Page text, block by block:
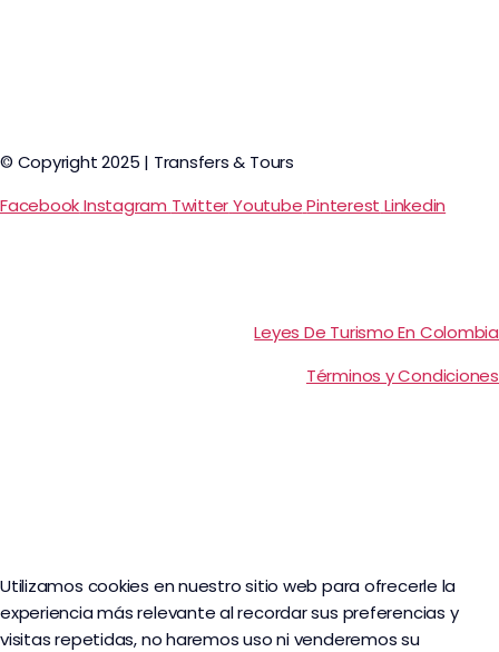
© Copyright 2025 | Transfers & Tours
FacebookInstagram TwitterYoutubePinterest Linkedin
Leyes De Turismo En Colombia
Términos y Condiciones
Utilizamos cookies en nuestro sitio web para ofrecerle la
experiencia más relevante al recordar sus preferencias y
visitas repetidas, no haremos uso ni venderemos su